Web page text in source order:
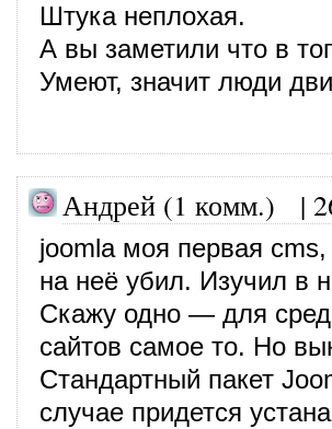
Штука неплохая.
А вы заметили что в
Умеют, значит люди
Андрей (1 комм.) |
joomla моя первая
на неё убил. Изучил в
Скажу одно — для
сайтов самое то. Но
Стандартный пакет
случае придется